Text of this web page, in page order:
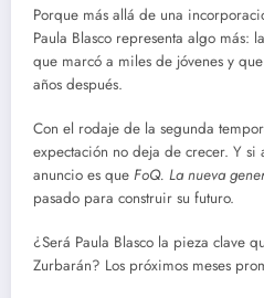
Porque más allá de una
Paula Blasco representa algo más:
que marcó a miles de jóvenes y
años después.
Con el rodaje de la segunda
expectación no deja de crecer. Y
anuncio es que FoQ. La nueva
pasado para construir su futuro.
¿Será Paula Blasco la pieza clave
Zurbarán? Los próximos meses